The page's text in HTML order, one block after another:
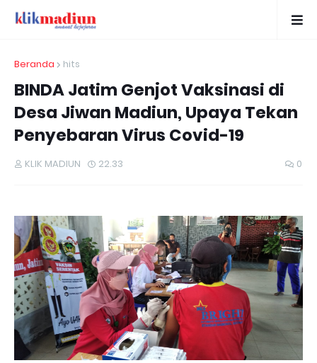
Beranda hits
BINDA Jatim Genjot Vaksinasi di
Desa Jiwan Madiun, Upaya Tekan
Penyebaran Virus Covid-19
KLIK MADIUN 22.33 0